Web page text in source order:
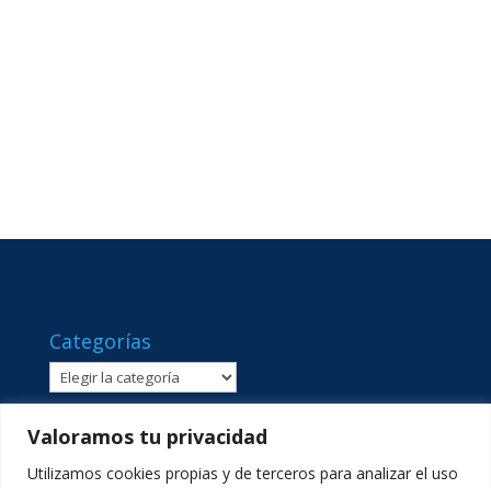
Valoramos tu privacidad
Utilizamos cookies propias y de terceros para analizar el uso
Categorías
Categorías